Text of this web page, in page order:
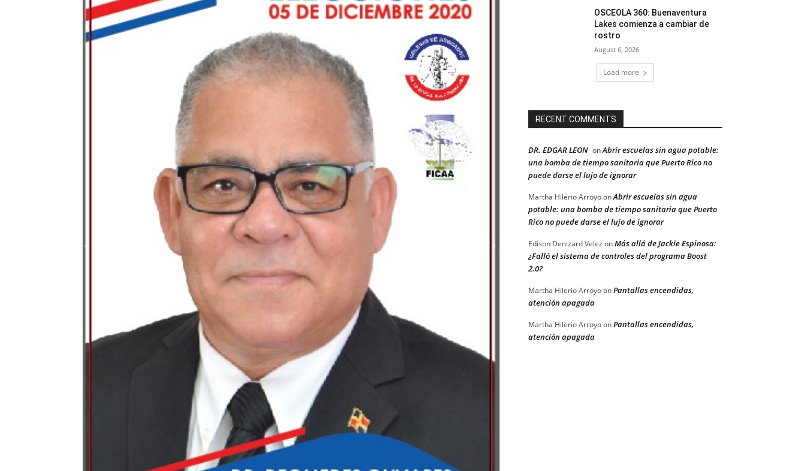
OSCEOLA 360: Buenaventura
Lakes comienza a cambiar de
rostro
August 6, 2026
Load more
RECENT COMMENTS
DR. EDGAR LEON onAbrir escuelas sin agua potable:
una bomba de tiempo sanitaria que Puerto Rico no
puede darse el lujo de ignorar
Martha Hilerio ArroyoonAbrir escuelas sin agua
potable: una bomba de tiempo sanitaria que Puerto
Rico no puede darse el lujo de ignorar
Edison Denizard Velez onMás allá de Jackie Espinosa:
¿Falló el sistema de controles del programa Boost
2.0?
Martha Hilerio ArroyoonPantallas encendidas,
atención apagada
Martha Hilerio ArroyoonPantallas encendidas,
atención apagada